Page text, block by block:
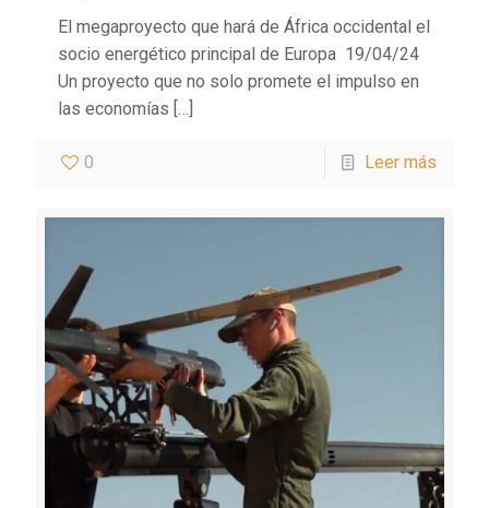
El megaproyecto que hará de África occidental el
socio energético principal de Europa 19/04/24
Un proyecto que no solo promete el impulso en
las economías […]
0 Leer más